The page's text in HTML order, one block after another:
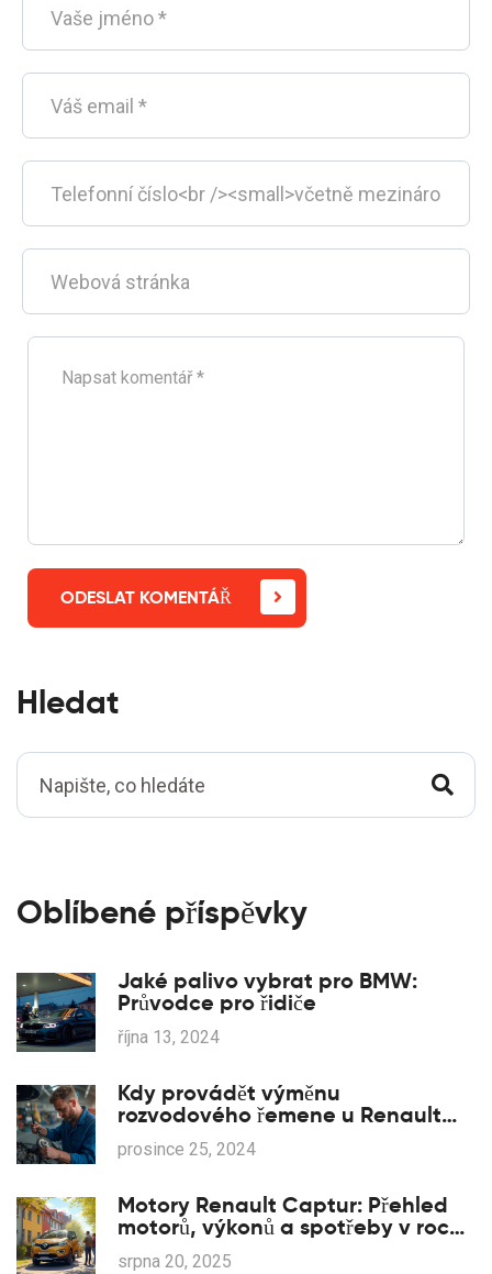
ODESLAT KOMENTÁŘ
Hledat
Oblíbené příspěvky
Jaké palivo vybrat pro BMW:
Průvodce pro řidiče
října 13, 2024
Kdy provádět výměnu
rozvodového řemene u Renault
Clio
prosince 25, 2024
Motory Renault Captur: Přehled
motorů, výkonů a spotřeby v roce
2025
srpna 20, 2025